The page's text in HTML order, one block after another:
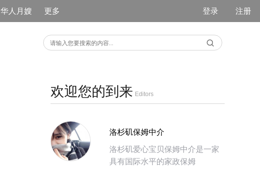
华人月嫂 更多 登录 注册
欢迎您的到来 Editors
洛杉矶保姆中介
洛杉矶爱心宝贝保姆中介是一家
具有国际水平的家政保姆